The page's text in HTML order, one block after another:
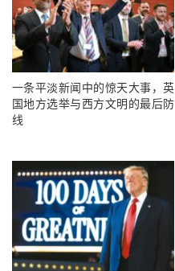
一条平淡新闻中的惊天大事，英
国地方选举与西方文明的最后防
线